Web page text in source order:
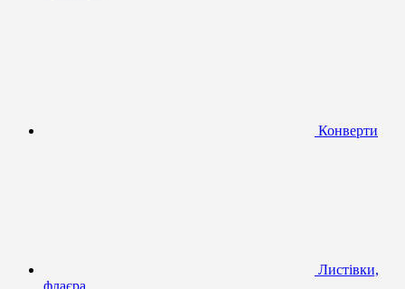
Конверти
Листівки,
флаєра